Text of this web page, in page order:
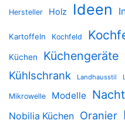
Hersteller Holz Ideen
Kartoffeln Kochfeld
Küchen Küchengeräte
Kühlschrank Landhausstil
Mikrowelle Modelle
Nobilia Küchen Oranier